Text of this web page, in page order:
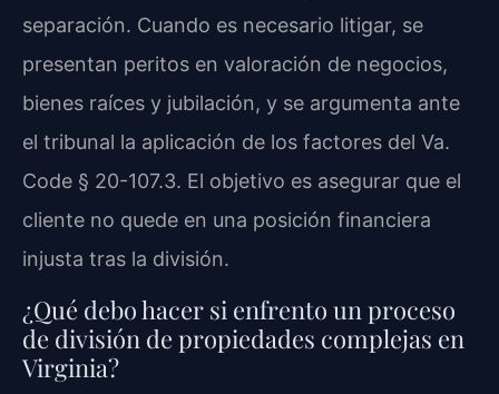
separación. Cuando es necesario litigar, se
presentan peritos en valoración de negocios,
bienes raíces y jubilación, y se argumenta ante
el tribunal la aplicación de los factores del Va.
Code § 20-107.3. El objetivo es asegurar que el
cliente no quede en una posición financiera
injusta tras la división.
¿Qué debo hacer si enfrento un proceso
de división de propiedades complejas en
Virginia?